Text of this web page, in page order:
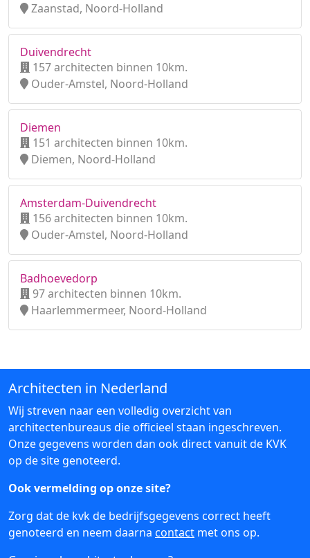
Zaanstad, Noord-Holland
Duivendrecht
157 architecten binnen 10km.
Ouder-Amstel, Noord-Holland
Diemen
151 architecten binnen 10km.
Diemen, Noord-Holland
Amsterdam-Duivendrecht
156 architecten binnen 10km.
Ouder-Amstel, Noord-Holland
Badhoevedorp
97 architecten binnen 10km.
Haarlemmermeer, Noord-Holland
Architecten in Nederland
Wij streven naar een volledig overzicht van
architectenbureaus die officieel staan ingeschreven.
Onze gegevens worden dan ook direct vanuit de KVK
op de site genoteerd.
Ook vermelding op onze site?
Zorg dat de kvk de bedrijfsgegevens correct heeft
genoteerd en neem daarna contact met ons op.